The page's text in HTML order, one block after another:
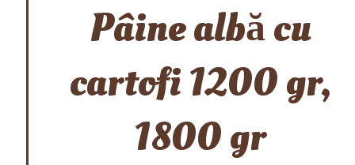
Pâine albă cu
cartofi 1200 gr,
1800 gr